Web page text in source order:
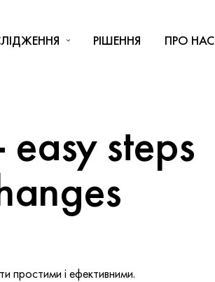
РІШЕННЯ ПРО НАС
steps
простими і ефективними.